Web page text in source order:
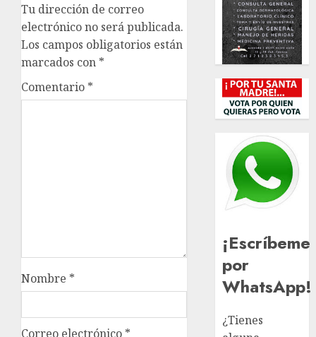
Tu dirección de correo
electrónico no será publicada.
Los campos obligatorios están
marcados con *
Comentario *
Nombre *
Correo electrónico *
¡Escríbeme
por
WhatsApp!
¿Tienes